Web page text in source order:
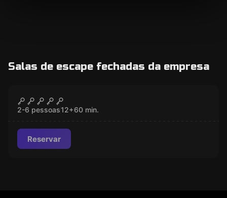
Salas de escape fechadas da empresa
Quest for the Holy Grail
2-6 pessoas12+60 min.
Reservar